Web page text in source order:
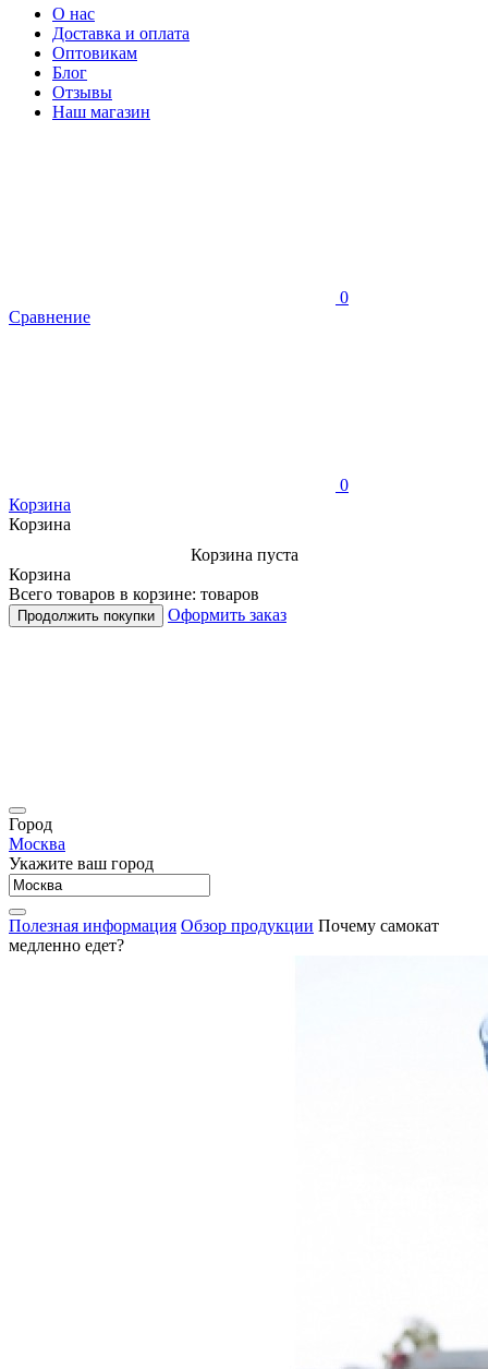
О нас
Доставка и оплата
Оптовикам
Блог
Отзывы
Наш магазин
0
Сравнение
0
Корзина
Корзина
Корзина пуста
Корзина
Всего товаров в корзине: товаров
Продолжить покупки Оформить заказ
Город
Москва
Укажите ваш город
Полезная информация Обзор продукции Почему самокат
медленно едет?